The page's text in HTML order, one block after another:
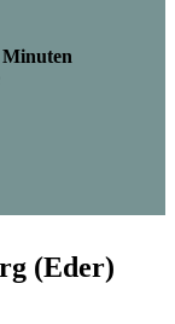
Minuten
(Eder)